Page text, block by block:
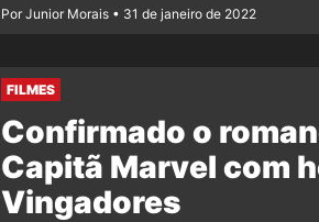
Por Junior Morais 31 de janeiro de 2022
FILMES
Confirmado o
Capitã Marvel com
Vingadores